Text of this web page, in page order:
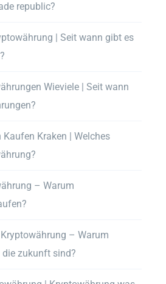
republic?
| Seit wann gibt es
Wieviele | Seit wann
Kaufen Kraken | Welches
– Warum
– Warum
zukunft sind?